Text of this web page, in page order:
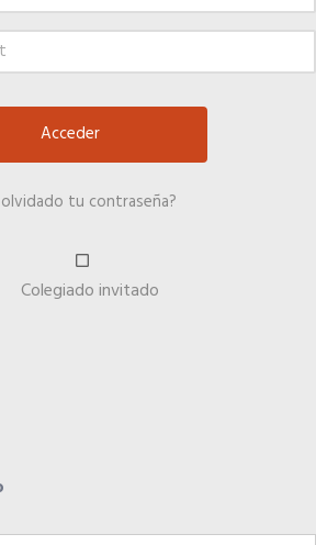
olvidado tu contraseña?
Colegiado invitado